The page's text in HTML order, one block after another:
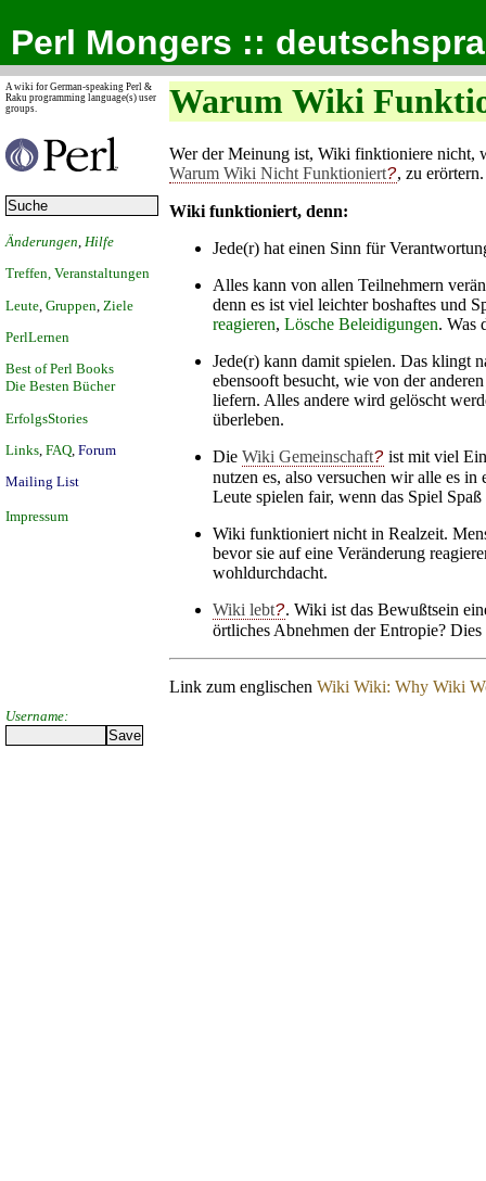
Perl Mongers ::
A wiki for German-speaking Perl &
Raku programming language(s) user
groups.
Änderungen Hilfe
Treffen, Veranstaltungen
Leute Gruppen Ziele
PerlLernen
Best of Perl Books
Die Besten Bücher
ErfolgsStories
Links FAQ Forum
Mailing List
Impressum
Warum Wiki
Wer der Meinung ist, Wiki finktioniere nicht,
Warum Wiki Nicht Funktioniert
, zu erörtern.
Wiki funktioniert, denn:
Jede(r) hat einen Sinn für
Alles kann von allen Teilnehmern
denn es ist viel leichter boshaftes und
reagieren, Lösche Beleidigungen. Was
Jede(r) kann damit spielen. Das klingt
ebensooft besucht, wie von der
liefern. Alles andere wird gelöscht
überleben.
Die Wiki Gemeinschaft
ist mit viel
nutzen es, also versuchen wir alle es
Leute spielen fair, wenn das Spiel Spaß
Wiki funktioniert nicht in Realzeit.
bevor sie auf eine Veränderung
wohldurchdacht.
Wiki lebt
. Wiki ist das Bewußtsein
örtliches Abnehmen der Entropie?
Link zum englischen Wiki Wiki: Why Wiki
Username: